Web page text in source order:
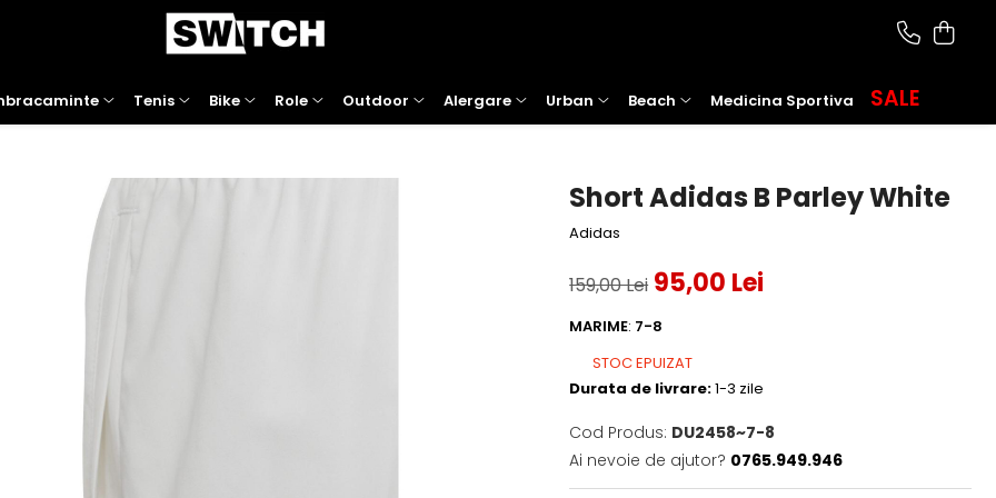
Tenis Bike Role Outdoor Alergare Urban Beach Medicina Sportiva SALE
Short Adidas B Parley White
Adidas
159,00 Lei 95,00 Lei
MARIME: 7-8
STOC EPUIZAT
Durata de livrare:1-3 zile
Cod Produs: DU2458~7-8
Ai nevoie de ajutor? 0765.949.946